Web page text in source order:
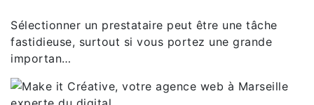
Sélectionner un prestataire peut être une tâche
fastidieuse, surtout si vous portez une grande
importan…